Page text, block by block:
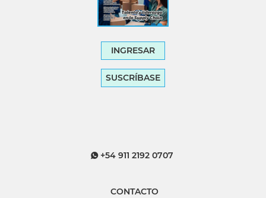
INGRESAR
SUSCRÍBASE
+54 911 2192 0707
CONTACTO